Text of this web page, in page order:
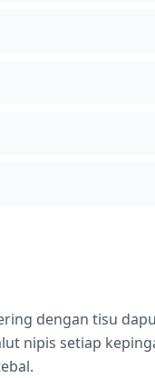
dengan tisu
nipis setiap